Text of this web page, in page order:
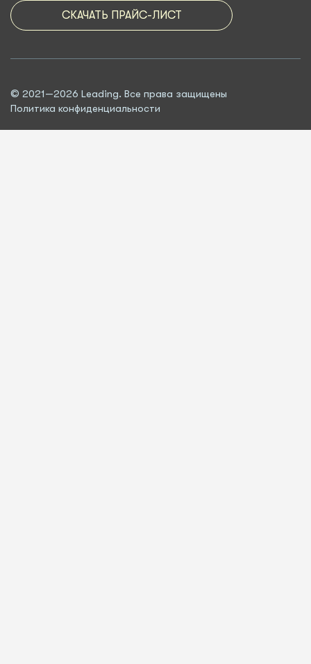
СКАЧАТЬ ПРАЙС-ЛИСТ
© 2021—2026 Leading. Все права защищены
Политика конфиденциальности